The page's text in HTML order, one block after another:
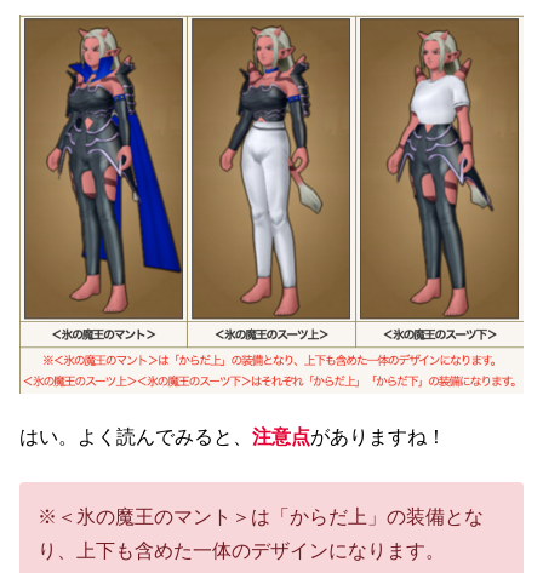
はい。よく読んでみると、 注意点がありますね！
※＜氷の魔王のマント＞は「からだ上」の装備とな
り、上下も含めた一体のデザインになります。